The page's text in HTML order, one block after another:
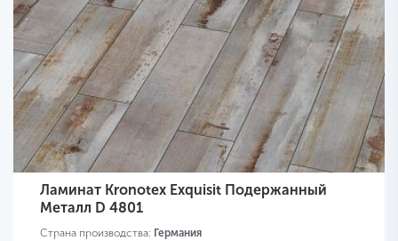
Ламинат Kronotex Exquisit Подержанный
Металл D 4801
Страна производства: Германия